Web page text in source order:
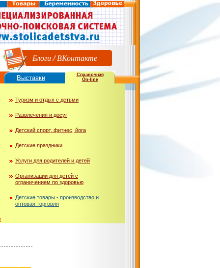
Блоги/ВКонтакте
Туризм и отдых с детьми
Развлечения и досуг
Детский спорт, фитнес, йога
Детские праздники
Услуги для родителей и детей
Организации для детей с
ограничением по здоровью
Детские товары - производство и
оптовая торговля
Справочная
On-line
Выставки